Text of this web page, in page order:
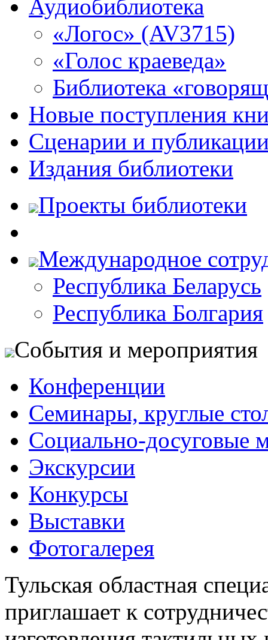
Аудиобиблиотека
«Логос» (AV3715)
«Голос краеведа»
Библиотека
Новые поступления
Сценарии и
Издания библиотеки
Проекты библиотеки
Международное
Республика Беларусь
Республика Болгария
События и мероприятия
Конференции
Семинары, круглые
Социально-досуговые
Экскурсии
Конкурсы
Выставки
Фотогалерея
Тульская областная
приглашает к